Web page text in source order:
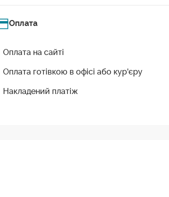
Оплата
Оплата на сайті
Оплата готівкою в офісі або кур'єру
Накладений платіж